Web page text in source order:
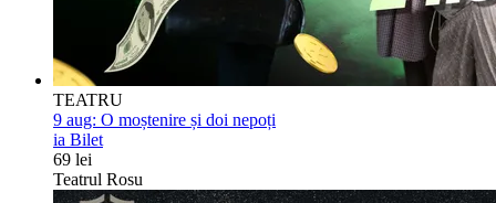
TEATRU
9 aug: O moștenire și doi nepoți
ia Bilet
69 lei
Teatrul Rosu